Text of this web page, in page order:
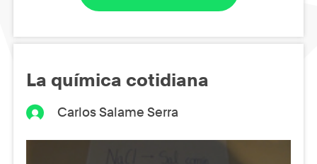
La química cotidiana
Carlos Salame Serra